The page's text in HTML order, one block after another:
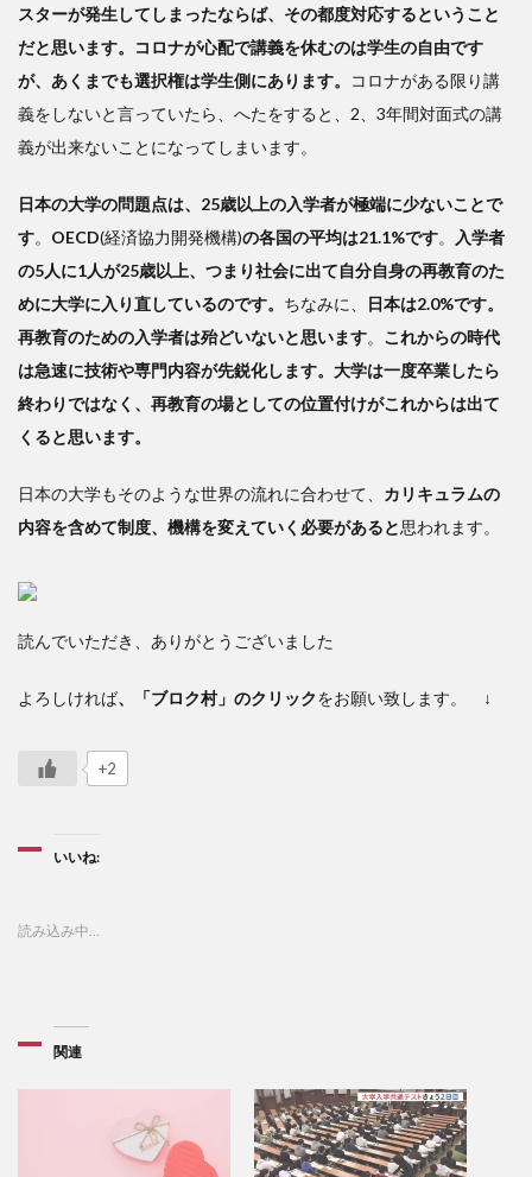
スターが発生してしまったならば、その都度対応するということ
だと思います。コロナが心配で講義を休むのは学生の自由です
が、あくまでも選択権は学生側にあります。
コロナがある限り講
義をしないと言っていたら、へたをすると、2、3年間対面式の講
義が出来ないことになってしまいます。
日本の大学の問題点は、25歳以上の入学者が極端に少ないことで
す。 OECD(経済協力開発機構)の各国の平均は21.1%です。
入学者
の5人に1人が25歳以上、つまり社会に出て自分自身の再教育のた
めに大学に入り直しているのです。 ちなみに、
日本は2.0%です。
再教育のための入学者は殆どいないと思います。 これからの時代
は急速に技術や専門内容が先鋭化します。大学は一度卒業したら
終わりではなく、再教育の場としての位置付けがこれからは出て
くると思います。
日本の大学もそのような世界の流れに合わせて、 カリキュラムの
内容を含めて制度、機構を変えていく必要があると思われます。
読んでいただき、ありがとうございました
よろしければ、「ブロク村」のクリックをお願い致します。 ↓
+2
いいね:
読み込み中…
関連